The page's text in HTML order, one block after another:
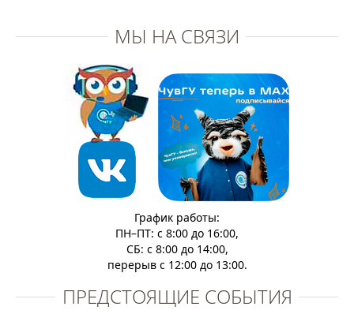
МЫ НА СВЯЗИ
График работы:
ПН–ПТ: с 8:00 до 16:00,
СБ: с 8:00 до 14:00,
перерыв с 12:00 до 13:00.
ПРЕДСТОЯЩИЕ СОБЫТИЯ